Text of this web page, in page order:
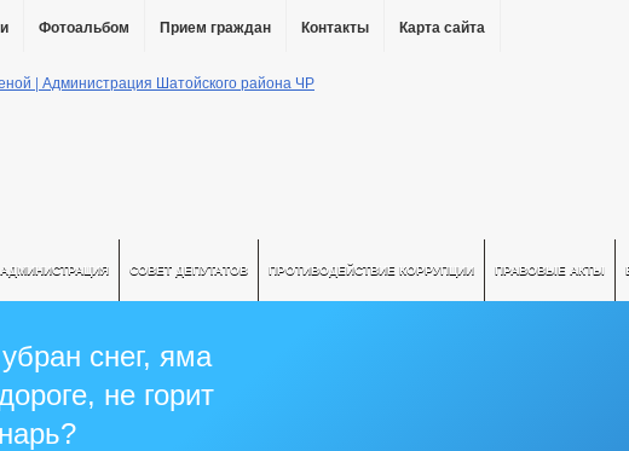
Фотоальбом Прием граждан Контакты Карта сайта
АДМИНИСТРАЦИЯ СОВЕТ ДЕПУТАТОВ ПРОТИВОДЕЙСТВИЕ КОРРУПЦИИ ПРАВОВЫЕ АКТЫ
снег, яма
не горит